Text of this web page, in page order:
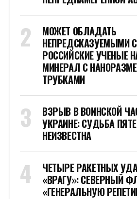
МОЖЕТ ОБЛАДАТЬ
НЕПРЕДСКАЗУЕМЫМИ
РОССИЙСКИЕ УЧЕНЫЕ
МИНЕРАЛ С
ТРУБКАМИ
ВЗРЫВ В ВОИНСКОЙ
УКРАИНЕ: СУДЬБА
НЕИЗВЕСТНА
ЧЕТЫРЕ РАКЕТНЫХ
«ВРАГУ»: СЕВЕРНЫЙ
«ГЕНЕРАЛЬНУЮ